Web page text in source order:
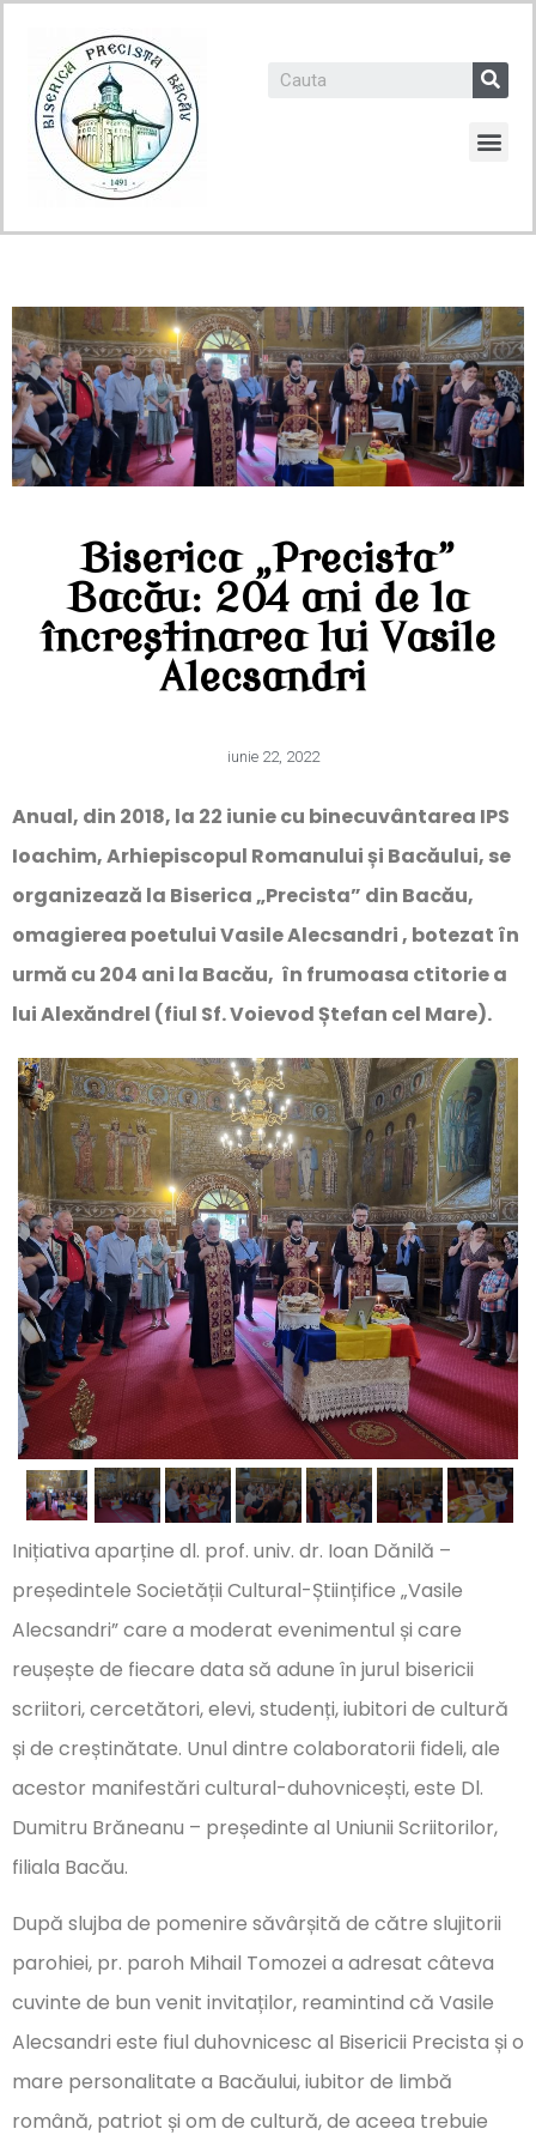
Biserica „Precista”
Bacău: 204 ani de la
încreștinarea lui Vasile
Alecsandri
iunie 22, 2022
Anual, din 2018, la 22 iunie cu binecuvântarea IPS
Ioachim, Arhiepiscopul Romanului și Bacăului, se
organizează la Biserica „Precista” din Bacău,
omagierea poetului Vasile Alecsandri , botezat în
urmă cu 204 ani la Bacău, în frumoasa ctitorie a
lui Alexăndrel (fiul Sf. Voievod Ștefan cel Mare).
Inițiativa aparține dl. prof. univ. dr. Ioan Dănilă –
președintele Societății Cultural-Științifice „Vasile
Alecsandri” care a moderat evenimentul și care
reușește de fiecare data să adune în jurul bisericii
scriitori, cercetători, elevi, studenți, iubitori de cultură
și de creștinătate. Unul dintre colaboratorii fideli, ale
acestor manifestări cultural-duhovnicești, este Dl.
Dumitru Brăneanu – președinte al Uniunii Scriitorilor,
filiala Bacău.
După slujba de pomenire săvârșită de către slujitorii
parohiei, pr. paroh Mihail Tomozei a adresat câteva
cuvinte de bun venit invitaților, reamintind că Vasile
Alecsandri este fiul duhovnicesc al Bisericii Precista și o
mare personalitate a Bacăului, iubitor de limbă
română, patriot și om de cultură, de aceea trebuie